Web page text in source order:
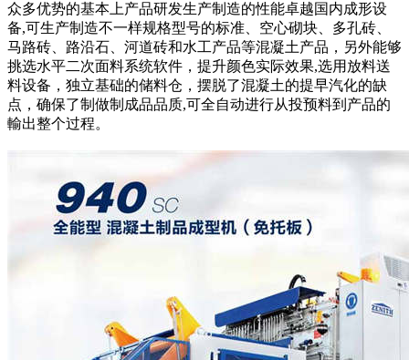
众多优势的基本上产品研发生产制造的性能卓越国内成形设
备,可生产制造不一样规格型号的标准、空心砌块、多孔砖、
马路砖、路沿石、河道砖和水工产品等混凝土产品，另外能够
挑选水平二次面料系统软件，提升颜色实际效果,选用放料送
料设备，独立基础的储料仓，摆脱了混凝土的提早汽化的缺
点，确保了制做制成品品质,可全自动进行从投预料到产品的
輸出整个过程。